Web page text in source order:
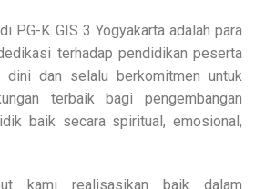
PG-K GIS 3 Yogyakarta adalah para
terhadap pendidikan peserta
dan selalu berkomitmen untuk
terbaik bagi pengembangan
baik secara spiritual, emosional,
kami realisasikan baik dalam